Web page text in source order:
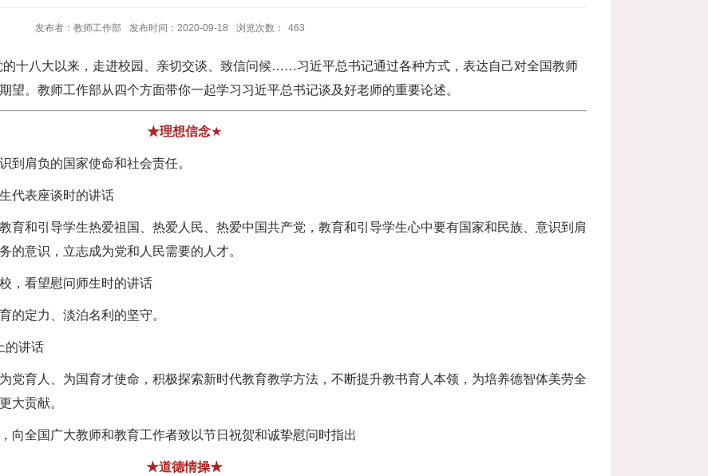
发布者：教师工作部 发布时间：2020-09-18 浏览次数： 463
十八大以来，走进校园、亲切交谈、致信问候……习近平总书记通过各种方式，表达自己对全国教师
望。教师工作部从四个方面带你一起学习习近平总书记谈及好老师的重要论述。
★理想信念★
到肩负的国家使命和社会责任。
代表座谈时的讲话
育和引导学生热爱祖国、热爱人民、热爱中国共产党，教育和引导学生心中要有国家和民族、意识到肩
的意识，立志成为党和人民需要的人才。
，看望慰问师生时的讲话
的定力、淡泊名利的坚守。
的讲话
党育人、为国育才使命，积极探索新时代教育教学方法，不断提升教书育人本领，为培养德智体美劳全
大贡献。
向全国广大教师和教育工作者致以节日祝贺和诚挚慰问时指出
★道德情操★